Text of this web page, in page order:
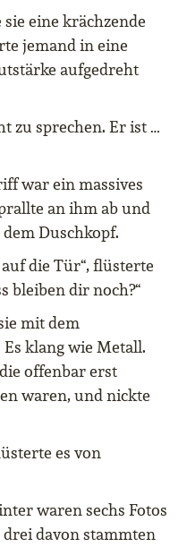
eine krächzende
jemand in eine
aufgedreht
zu sprechen. Er ist …
war ein massives
an ihm ab und
Duschkopf.
die Tür“, flüsterte
bleiben dir noch?“
mit dem
klang wie Metall.
offenbar erst
waren, und nickte
es von
waren sechs Fotos
davon stammten